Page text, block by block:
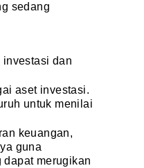
sedang
dan
aset investasi.
untuk menilai
keuangan,
guna
merugikan